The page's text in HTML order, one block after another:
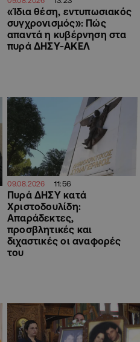
«Ίδια θέση, εντυπωσιακός
συγχρονισμός»: Πώς
απαντά η κυβέρνηση στα
πυρά ΔΗΣΥ-ΑΚΕΛ
09.08.2026 11:56
Πυρά ΔΗΣΥ κατά
Χριστοδουλίδη:
Απαράδεκτες,
προσβλητικές και
διχαστικές οι αναφορές
του